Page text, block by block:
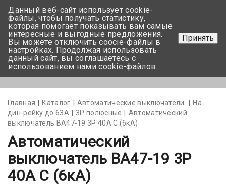
+375 17-350-99-56
+375 44-752-82-08
Задать вопрос
Главная Каталог Автоматические выключатели
На
дин-рейку до 63А
3Р полюсные
Автоматический
выключатель BA47-19 3P 40А С (6кА)
Автоматический
выключатель BA47-19 3P
40А С (6кА)
Данный веб-сайт использует cookie-
файлы, чтобы получать статистику,
которая помогает показывать вам самые
интересные и выгодные предложения.
Вы можете отключить coocie-файлы в
настройках. Продолжая использовать
данный сайт, вы соглашаетесь с
использованием нами cookie-файлов.
Принять